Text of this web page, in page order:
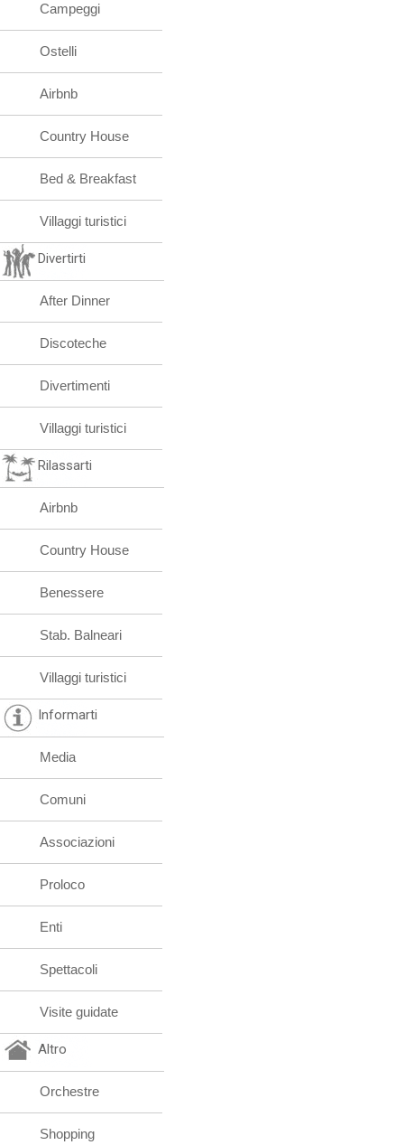
Campeggi
Ostelli
Airbnb
Country House
Bed & Breakfast
Villaggi turistici
Divertirti
After Dinner
Discoteche
Divertimenti
Villaggi turistici
Rilassarti
Airbnb
Country House
Benessere
Stab. Balneari
Villaggi turistici
Informarti
Media
Comuni
Associazioni
Proloco
Enti
Spettacoli
Visite guidate
Altro
Orchestre
Shopping